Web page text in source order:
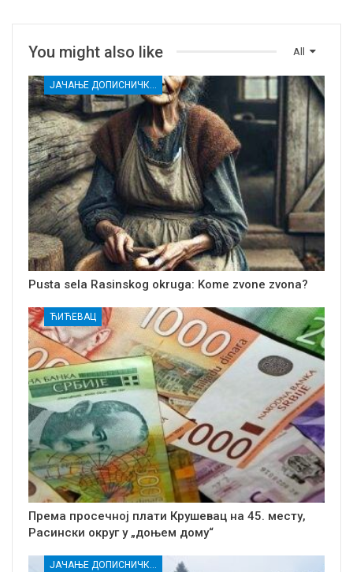
All
You might also like
ЈАЧАЊЕ ДОПИСНИЧКЕ МРЕЖЕ НЕЗАВИСНИХ МЕДИЈА У РАСИНСКОМ ОКРУГУ
Pusta sela Rasinskog okruga: Kome zvone zvona?
ЋИЋЕВАЦ
Према просечној плати Крушевац на 45. месту,
Расински округ у „доњем дому“
ЈАЧАЊЕ ДОПИСНИЧКЕ МРЕЖЕ НЕЗАВИСНИХ МЕДИЈА У РАСИНСКОМ ОКРУГУ